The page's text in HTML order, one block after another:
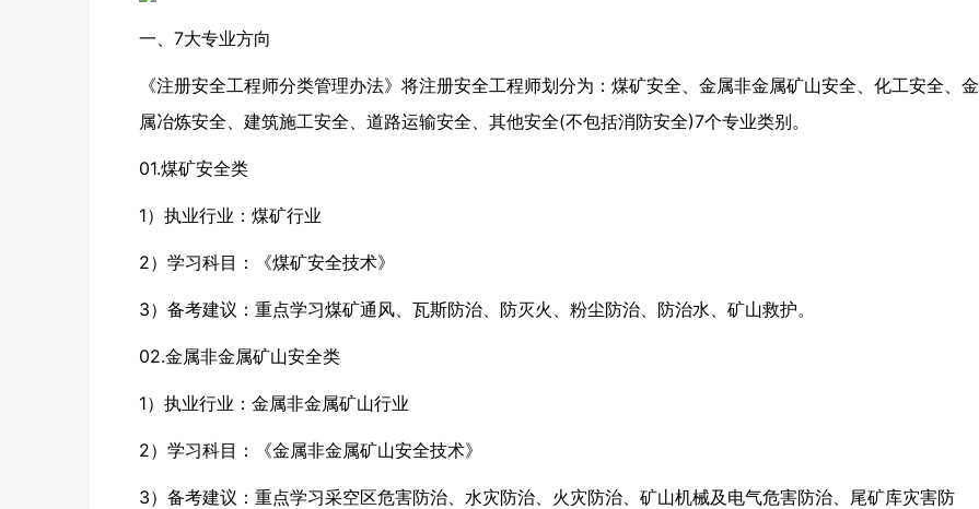
一、7大专业方向
《注册安全工程师分类管理办法》将注册安全工程师划分为：煤矿安全、金属非金属矿山安全、化工安全、金
属冶炼安全、建筑施工安全、道路运输安全、其他安全(不包括消防安全)7个专业类别。
01.煤矿安全类
1）执业行业：煤矿行业
2）学习科目：《煤矿安全技术》
3）备考建议：重点学习煤矿通风、瓦斯防治、防灭火、粉尘防治、防治水、矿山救护。
02.金属非金属矿山安全类
1）执业行业：金属非金属矿山行业
2）学习科目：《金属非金属矿山安全技术》
3）备考建议：重点学习采空区危害防治、水灾防治、火灾防治、矿山机械及电气危害防治、尾矿库灾害防